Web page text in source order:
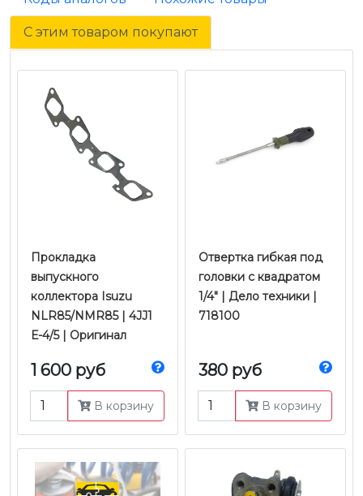
С этим товаром покупают
Прокладка
выпускного
коллектора Isuzu
NLR85/NMR85 | 4JJ1
Е-4/5 | Оригинал
1 600 руб
В корзину
Отвертка гибкая под
головки с квадратом
1/4" | Дело техники |
718100
380 руб
В корзину